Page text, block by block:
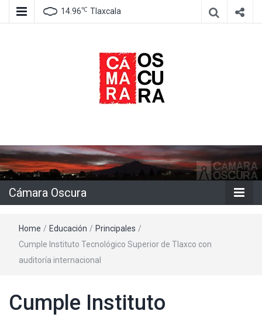
14.96℃ Tlaxcala
Cámara
Oscura
Cámara Oscura
Home / Educación / Principales /
Cumple Instituto Tecnológico Superior de Tlaxco con
auditoría internacional
Cumple Instituto